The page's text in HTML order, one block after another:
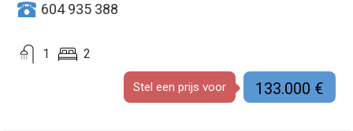
604 935 388
1 2
Stel een prijs voor 133.000 €